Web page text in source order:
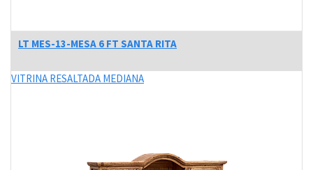
LT MES-13-MESA 6 FT SANTA RITA
VITRINA RESALTADA MEDIANA